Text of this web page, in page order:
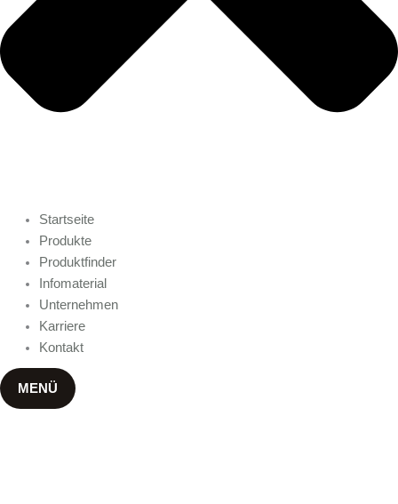
Startseite
Produkte
Produktfinder
Infomaterial
Unternehmen
Karriere
Kontakt
MENÜ